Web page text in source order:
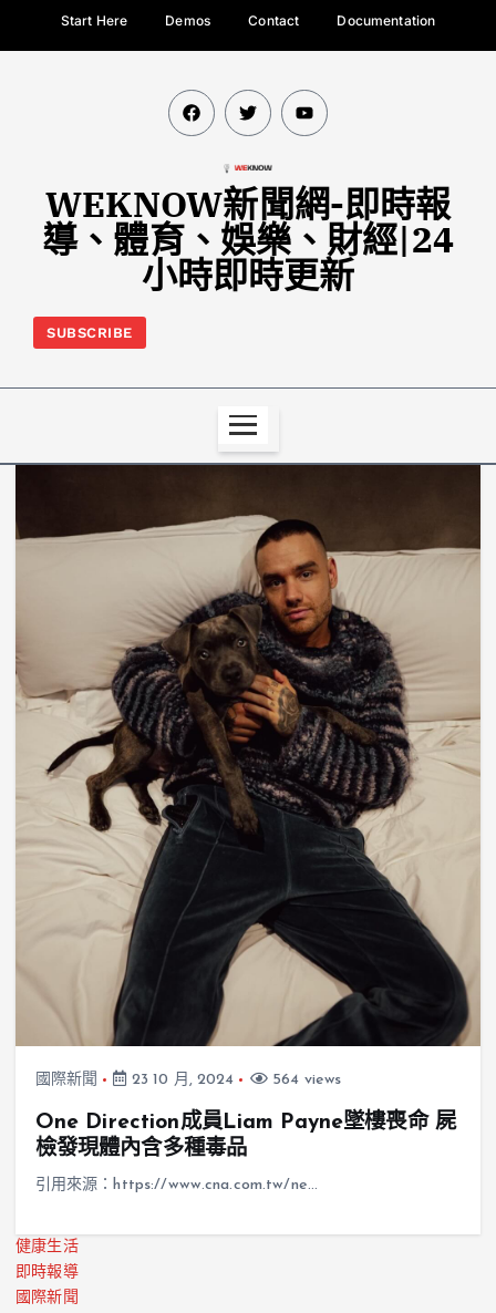
Start Here Demos Contact Documentation
WEKNOW新聞網-即時報
導、體育、娛樂、財經|24
小時即時更新
SUBSCRIBE
國際新聞 23 10 月, 2024 564 views
One Direction成員Liam Payne墜樓喪命 屍
檢發現體內含多種毒品
引用來源：https://www.cna.com.tw/ne…
健康生活
即時報導
國際新聞